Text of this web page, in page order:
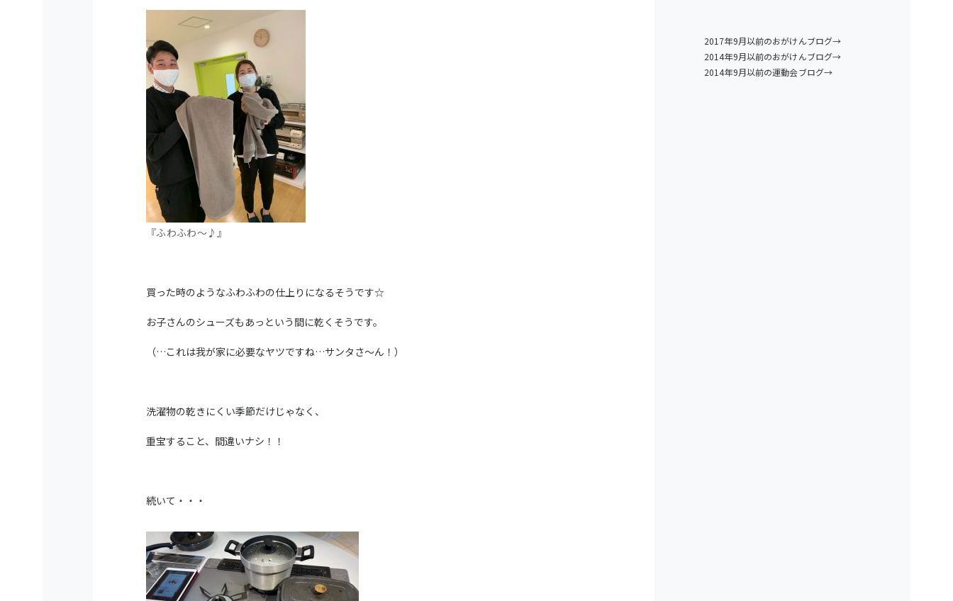
『ふわふわ～♪』
買った時のようなふわふわの仕上りになるそうです☆
お子さんのシューズもあっという間に乾くそうです。
（…これは我が家に必要なヤツですね…サンタさ～ん！）
洗濯物の乾きにくい季節だけじゃなく、
重宝すること、間違いナシ！！
続いて・・・
2017年9月以前のおがけんブログ→
2014年9月以前のおがけんブログ→
2014年9月以前の運動会ブログ→